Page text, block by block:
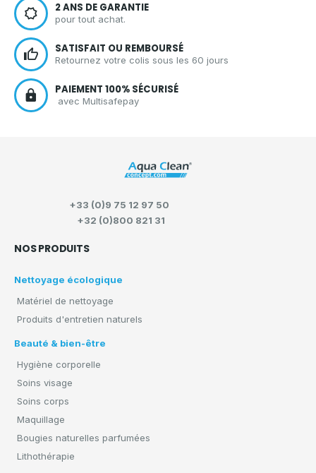
2 ANS DE GARANTIE
pour tout achat.
SATISFAIT OU REMBOURSÉ
Retournez votre colis sous les 60 jours
PAIEMENT 100% SÉCURISÉ
avec Multisafepay
NOS PRODUITS
Nettoyage écologique
Matériel de nettoyage
Produits d'entretien naturels
Beauté & bien-être
Hygiène corporelle
Soins visage
Soins corps
Maquillage
Bougies naturelles parfumées
Lithothérapie
+33 (0)9 75 12 97 50
+32 (0)800 821 31